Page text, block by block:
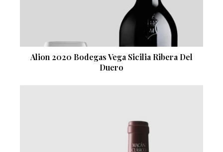
Alion 2020 Bodegas Vega Sicilia Ribera Del
Duero